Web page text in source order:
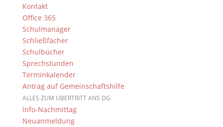
Kontakt
Office 365
Schulmanager
Schließfächer
Schulbücher
Sprechstunden
Terminkalender
Antrag auf Gemeinschaftshilfe
ALLES ZUM ÜBERTRITT ANS DG
Info-Nachmittag
Neuanmeldung
Unsere Schulleiterin, Frau Cleary, lobte den
engagierten Einsatz der verschiedenen Klassen des
DGs sowie die gelungene Organisation dieser Aktion.
Diese Initiative zeigt, wie gemeinsames Engagement
nicht nur die Schulgemeinschaft verbindet, sondern
auch Brücken von Bamberg bis nach Afrika schlägt –
ein beeindruckendes Zeichen für globale Solidarität
und Verantwortung.